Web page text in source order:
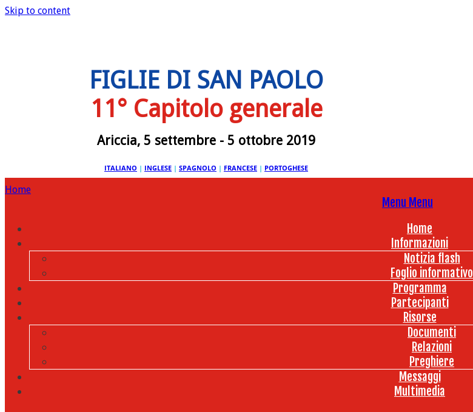
Skip to content
FIGLIE DI SAN PAOLO
11° Capitolo generale
Ariccia, 5 settembre - 5 ottobre 2019
ITALIANO | INGLESE | SPAGNOLO | FRANCESE | PORTOGHESE
Home
Menu Menu
Home
Informazioni
Notizia flash
Foglio informativo
Programma
Partecipanti
Risorse
Documenti
Relazioni
Preghiere
Messaggi
Multimedia